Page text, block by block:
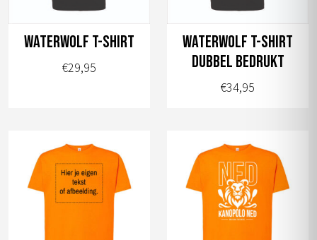
gekozen
worden
op
de
gekozen
worden
op
de
productpagina
Waterwolf t-shirt
€29,95
heeft
meerdere
variaties.
Waterwolf t-shirt
dubbel bedrukt
€34,95
heeft
meerdere
variaties.
Deze